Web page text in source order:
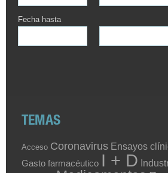
Fecha hasta
TEMAS
Acceso Coronavirus Ensayos
Gasto farmacéutico I + D